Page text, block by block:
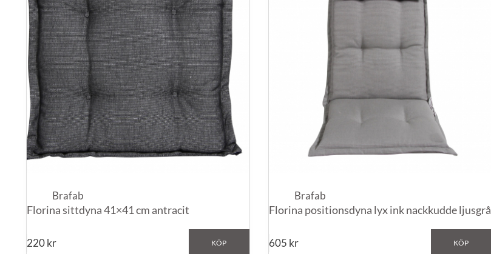
Brafab
Florina sittdyna 41×41 cm antracit
220kr KÖP
Brafab
Florina positionsdyna lyx ink nackkudde ljusgrå
605 kr KÖP